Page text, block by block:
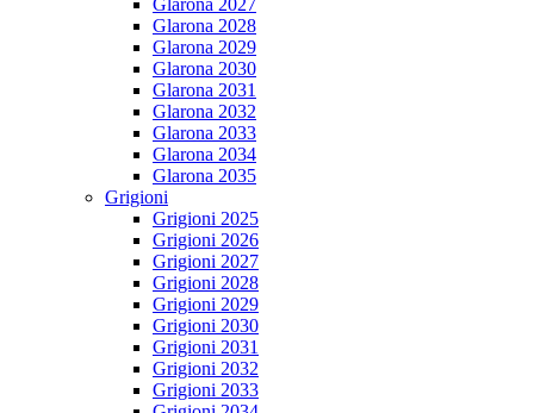
Glarona 2027
Glarona 2028
Glarona 2029
Glarona 2030
Glarona 2031
Glarona 2032
Glarona 2033
Glarona 2034
Glarona 2035
Grigioni
Grigioni 2025
Grigioni 2026
Grigioni 2027
Grigioni 2028
Grigioni 2029
Grigioni 2030
Grigioni 2031
Grigioni 2032
Grigioni 2033